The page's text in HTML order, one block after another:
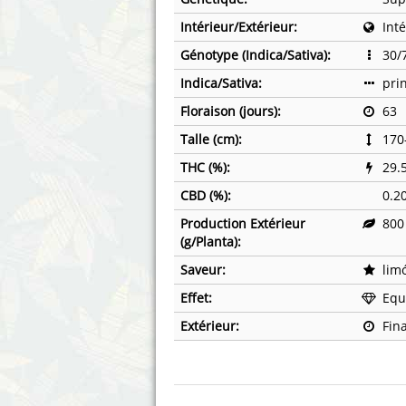
Annabelle´s Garden
Barney's Farm
Blimburn Seeds
Bulk Seed Bank
Bulldog Seeds
Cannabella Genetics
Fast
Female
G13
Green
House
Intérieur/Extérieur:
Génotype (Indica/Sativa):
30/
Indica/Sativa:
Floraison (jours):
63
Talle (cm):
THC (%):
CBD (%):
Production Extérieur
(g/Planta):
800
Saveur:
Effet:
Extérieur: